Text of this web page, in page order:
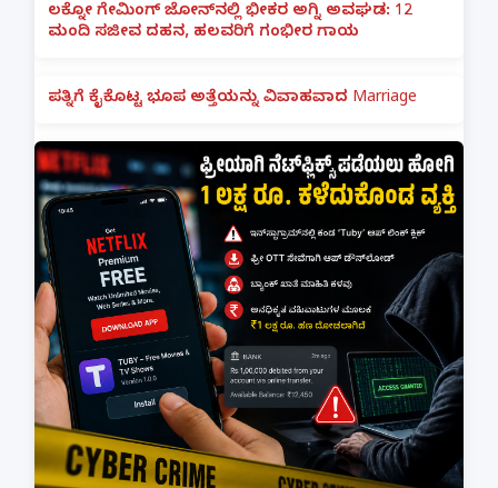
ಲಕ್ನೋ ಗೇಮಿಂಗ್ ಜೋನ್‌ನಲ್ಲಿ ಭೀಕರ ಅಗ್ನಿ ಅವಘಡ: 12
ಮಂದಿ ಸಜೀವ ದಹನ, ಹಲವರಿಗೆ ಗಂಭೀರ ಗಾಯ
ಪತ್ನಿಗೆ ಕೈಕೊಟ್ಟ ಭೂಪ ಅತ್ತೆಯನ್ನು ವಿವಾಹವಾದ Marriage